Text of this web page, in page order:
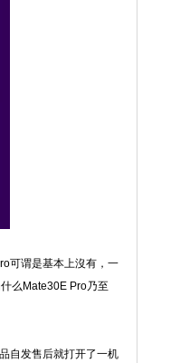
可谓是基本上沒有，一
么Mate30E Pro乃至
自发售后就打开了一机